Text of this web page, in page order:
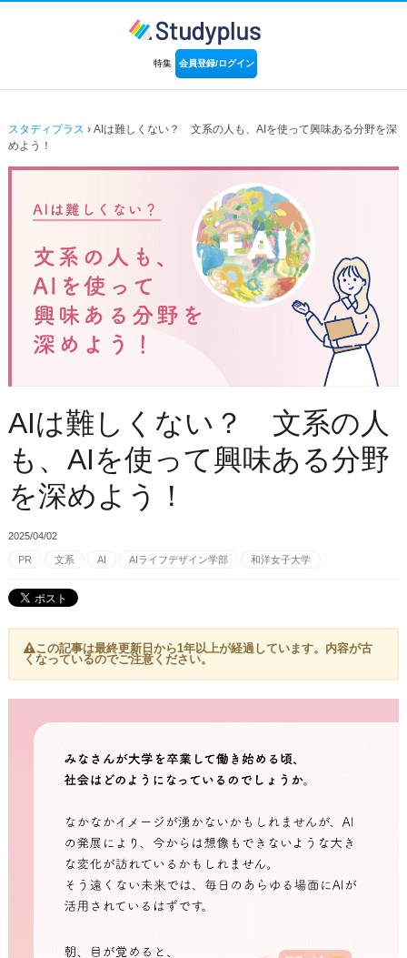
特集 会員登録/ログイン
スタディプラス › AIは難しくない？ 文系の人も、AIを使って興味ある分野を深
めよう！
AIは難しくない？ 文系の人
も、AIを使って興味ある分野
を深めよう！
2025/04/02
PR 文系 AI AIライフデザイン学部 和洋女子大学
この記事は最終更新日から1年以上が経過しています。内容が古
くなっているのでご注意ください。